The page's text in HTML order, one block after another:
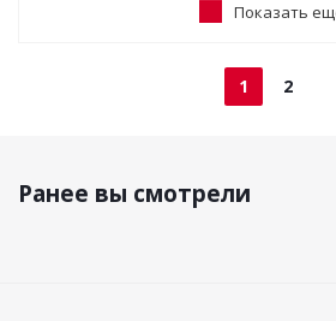
Показать
1 2
Ранее вы смотрели